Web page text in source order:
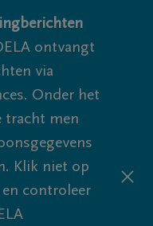
ontvangt
via
Onder het
tracht men
Klik niet op
controleer